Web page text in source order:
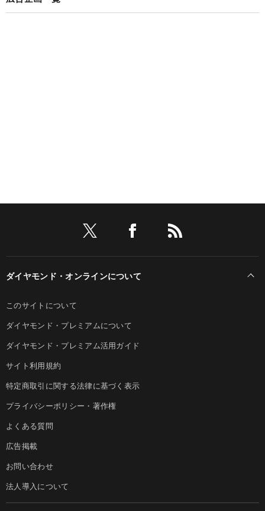
ダイヤモンド・オンラインについて
このサイトについて
ダイヤモンド・プレミアムについて
ダイヤモンド・プレミアム活用ガイド
サイト利用規約
特定商取引に関する法律に基づく表示
プライバシーポリシー・著作権
よくある質問
広告掲載
お問い合わせ
法人導入について